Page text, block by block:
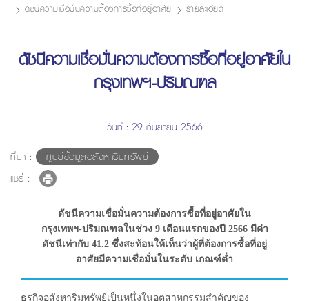
ดัชนีความเชื่อมั่นความต้องการซื้อที่อยู่อาศัย
รายละเอียด
ดัชนีความเชื่อมั่นความต้องการซื้อที่อยู่อาศัยใน
กรุงเทพฯ-ปริมณฑล
วันที่ : 29 กันยายน 2566
ที่มา :
ศูนย์ข้อมูลอสังหาริมทรัพย์
แชร์ :
ดัชนีความเชื่อมั่นความต้องการซื้อที่อยู่อาศัยใน
กรุงเทพฯ-ปริมณฑลในช่วง 9 เดือนแรกของปี 2566 มีค่า
ดัชนีเท่ากับ 41.2 ซึ่งสะท้อนให้เห็นว่าผู้ที่ต้องการซื้อที่อยู่
อาศัยมีความเชื่อมั่นในระดับ เกณฑ์ต่ำ
ธุรกิจอสังหาริมทรัพย์เป็นหนึ่งในอุตสาหกรรมสำคัญของ